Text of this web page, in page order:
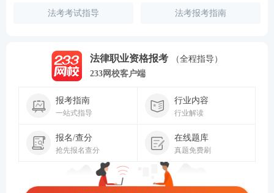
法考考试指导 法考报考指南
法律职业资格报考
（全程指导）
233网校客户端
报考指南
一站式指导
行业内容
行业解读
报名/查分
抢先报名查分
在线题库
真题免费刷